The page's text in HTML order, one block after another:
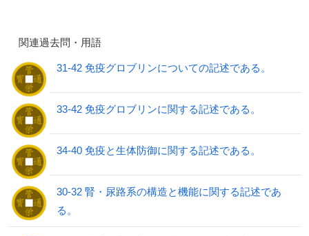
関連過去問・用語
31-42 免疫グロブリンについての記述である。
33-42 免疫グロブリンに関する記述である。
34-40 免疫と生体防御に関する記述である。
30-32 腎・尿路系の構造と機能に関する記述であ
る。